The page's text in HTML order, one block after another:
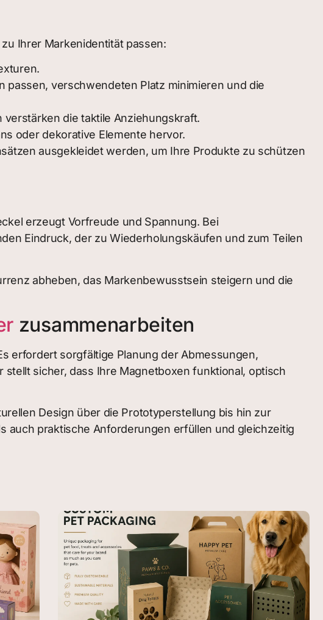
Ihrer Markenidentität passen:
verschwendeten Platz minimieren und die
die taktile Anziehungskraft.
oder dekorative Elemente hervor.
ausgekleidet werden, um Ihre Produkte zu schützen
erzeugt Vorfreude und Spannung. Bei
Eindruck, der zu Wiederholungskäufen und zum Teilen
abheben, das Markenbewusstsein steigern und die
zusammenarbeiten
erfordert sorgfältige Planung der Abmessungen,
sicher, dass Ihre Magnetboxen funktional, optisch
Design über die Prototyperstellung bis hin zur
auch praktische Anforderungen erfüllen und gleichzeitig